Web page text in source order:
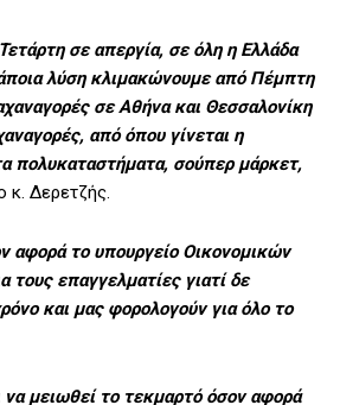
σε απεργία, σε όλη η Ελλάδα
λύση κλιμακώνουμε από Πέμπτη
σε Αθήνα και Θεσσαλονίκη
από όπου γίνεται η
πολυκαταστήματα, σούπερ μάρκετ,
κ. Δερετζής.
αφορά το υπουργείο Οικονομικών
τους επαγγελματίες γιατί δε
και μας φορολογούν για όλο το
μειωθεί το τεκμαρτό όσον αφορά